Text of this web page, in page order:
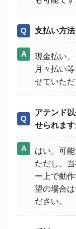
支払い方法
現金払い
月々払い
せていただ
アテンド
せられます
はい。可能
ただし、
ー上で動
望の場合
ださい。